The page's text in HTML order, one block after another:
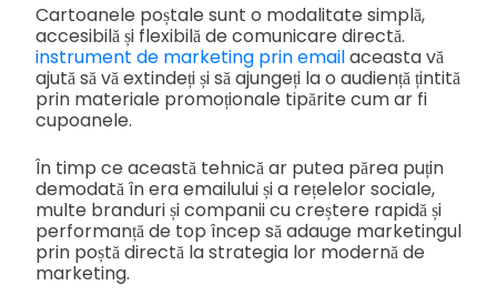
Cartoanele poștale sunt o modalitate simplă,
accesibilă și flexibilă de comunicare directă.
instrument de marketing prin emailaceasta vă
ajută să vă extindeți și să ajungeți la o audiență țintită
prin materiale promoționale tipărite cum ar fi
cupoanele.
În timp ce această tehnică ar putea părea puțin
demodată în era emailului și a rețelelor sociale,
multe branduri și companii cu creștere rapidă și
performanță de top încep să adauge marketingul
prin poștă directă la strategia lor modernă de
marketing.